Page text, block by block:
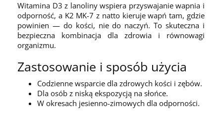
Witamina D3 z lanoliny wspiera przyswajanie wapnia i
odporność, a K2 MK-7 z natto kieruje wapń tam, gdzie
powinien — do kości, nie do naczyń. To skuteczna i
bezpieczna kombinacja dla zdrowia i równowagi
organizmu.
Zastosowanie i sposób użycia
Codzienne wsparcie dla zdrowych kości i zębów.
Dla osób z niską ekspozycją na słońce.
W okresach jesienno-zimowych dla odporności.